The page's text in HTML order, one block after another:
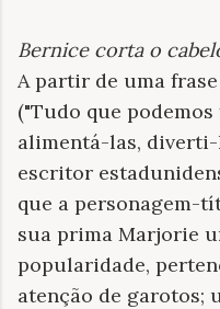
Bernice corta o
A partir de uma
("Tudo que podemos
alimentá-las,
escritor
que a personagem-
sua prima Marjorie
popularidade,
atenção de garotos;